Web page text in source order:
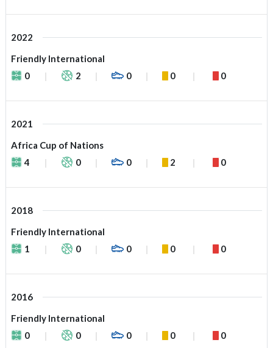
2022
Friendly International
0
2 0 0 0
2021
Africa Cup of Nations
4
0 0 2 0
2018
Friendly International
1
0 0 0 0
2016
Friendly International
0
0 0 0 0